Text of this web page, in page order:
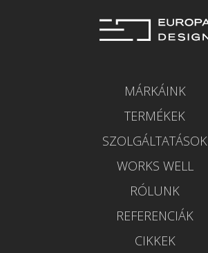
MÁRKÁINK
TERMÉKEK
SZOLGÁLTATÁSOK
WORKS WELL
RÓLUNK
REFERENCIÁK
CIKKEK